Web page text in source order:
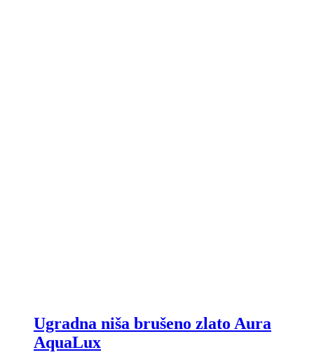
Ugradna niša brušeno zlato Aura
AquaLux